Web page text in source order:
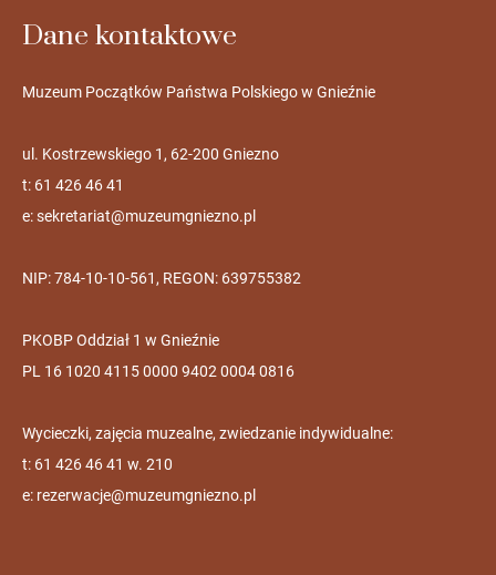
Dane kontaktowe
Muzeum Początków Państwa Polskiego w Gnieźnie
ul. Kostrzewskiego 1, 62-200 Gniezno
t: 61 426 46 41
e:sekretariat@muzeumgniezno.pl
NIP: 784-10-10-561, REGON: 639755382
PKOBP Oddział 1 w Gnieźnie
PL 16 1020 4115 0000 9402 0004 0816
Wycieczki, zajęcia muzealne, zwiedzanie indywidualne:
t: 61 426 46 41 w. 210
e: rezerwacje@muzeumgniezno.pl